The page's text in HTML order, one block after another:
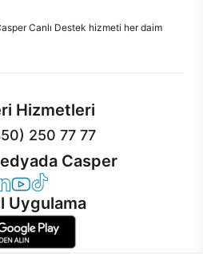
Canlı Destek hizmeti her daim
Hizmetleri
250 77 77
Casper
TwitterLinkedIn
Casper YouTube
Casper TikTok
Uygulama